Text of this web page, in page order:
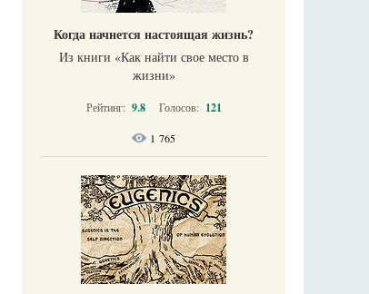
Когда начнется настоящая жизнь?
Из книги «Как найти свое место в
жизни​»
Рейтинг: 9.8 Голосов: 121
1 765